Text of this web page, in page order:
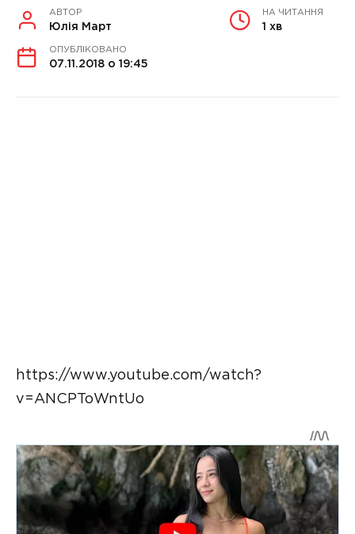
АВТОР
Юлія Март
НА ЧИТАННЯ
1 хв
ОПУБЛІКОВАНО
07.11.2018 о 19:45
https://www.youtube.com/watch?
v=ANCPToWntUo